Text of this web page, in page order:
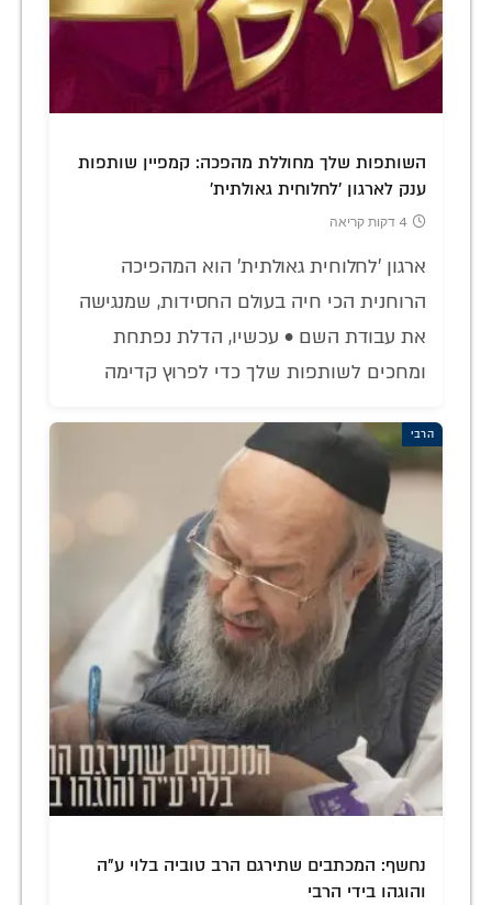
השותפות שלך מחוללת מהפכה: קמפיין שותפות
ענק לארגון 'לחלוחית גאולתית'
4 דקות קריאה
ארגון 'לחלוחית גאולתית' הוא המהפיכה
הרוחנית הכי חיה בעולם החסידות, שמנגישה
את עבודת השם • עכשיו, הדלת נפתחת
ומחכים לשותפות שלך כדי לפרוץ קדימה
הרבי
נחשף: המכתבים שתירגם הרב טוביה בלוי ע"ה
והוגהו בידי הרבי